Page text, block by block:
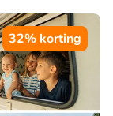
32% korting